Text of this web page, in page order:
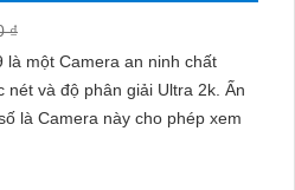
₫
là một Camera an ninh chất
và độ phân giải Ultra 2k. Ấn
là Camera này cho phép xem